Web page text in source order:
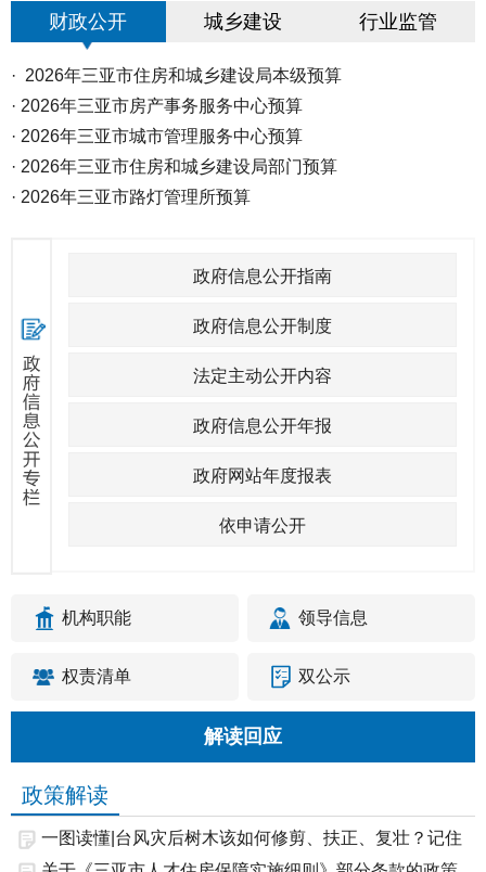
函
财政公开 城乡建设 行业监管
· 2026年三亚市住房和城乡建设局本级预算
· 2026年三亚市房产事务服务中心预算
· 2026年三亚市城市管理服务中心预算
· 2026年三亚市住房和城乡建设局部门预算
· 2026年三亚市路灯管理所预算
政府信息公开指南
政府信息公开制度
法定主动公开内容
政府信息公开年报
政府网站年度报表
依申请公开
机构职能 领导信息
权责清单 双公示
解读回应
政策解读
一图读懂|台风灾后树木该如何修剪、扶正、复壮？记住